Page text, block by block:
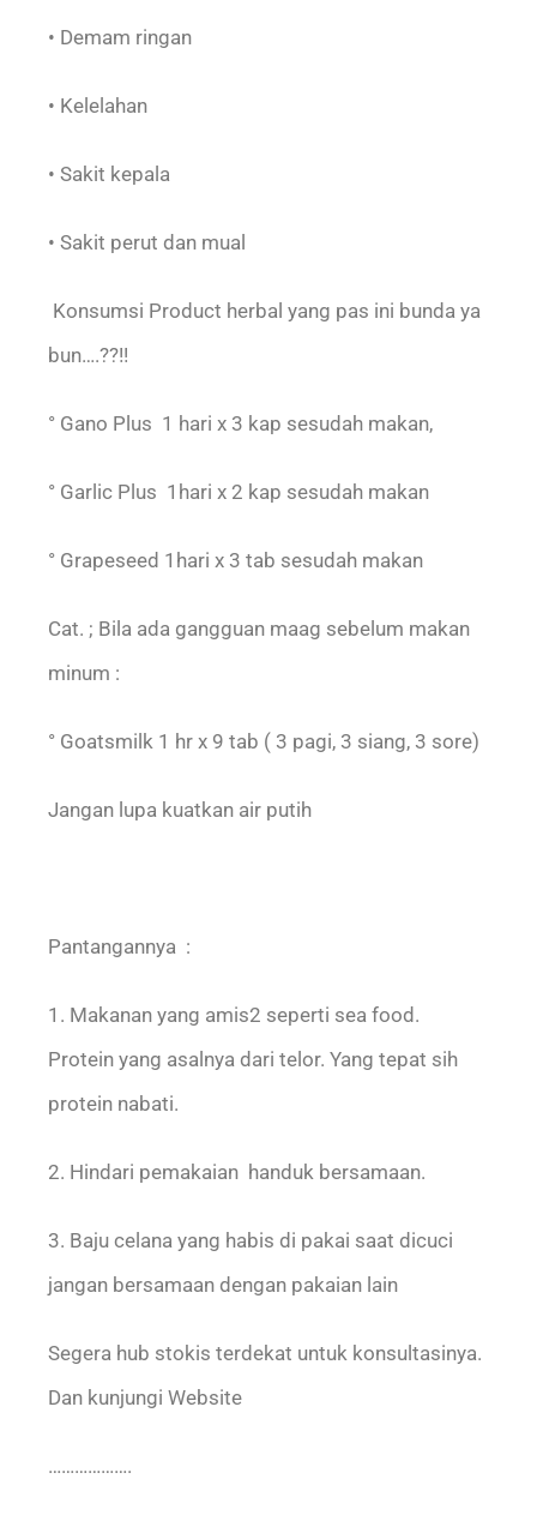
• Demam ringan
• Kelelahan
• Sakit kepala
• Sakit perut dan mual
Konsumsi Product herbal yang pas ini bunda ya
bun….??!!
° Gano Plus 1 hari x 3 kap sesudah makan,
° Garlic Plus 1hari x 2 kap sesudah makan
° Grapeseed 1hari x 3 tab sesudah makan
Cat. ; Bila ada gangguan maag sebelum makan
minum :
° Goatsmilk 1 hr x 9 tab ( 3 pagi, 3 siang, 3 sore)
Jangan lupa kuatkan air putih
Pantangannya :
1. Makanan yang amis2 seperti sea food.
Protein yang asalnya dari telor. Yang tepat sih
protein nabati.
2. Hindari pemakaian handuk bersamaan.
3. Baju celana yang habis di pakai saat dicuci
jangan bersamaan dengan pakaian lain
Segera hub stokis terdekat untuk konsultasinya.
Dan kunjungi Website
……………….